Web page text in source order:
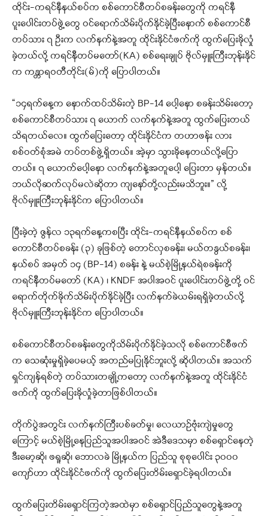
ထိုင်း-ကရင်နီနယ်စပ်က စစ်ကောင်စီတပ်စခန်းတွေကို ကရင်နီ
ပူးပေါင်းတပ်ဖွဲ့တွေ ဝင်ရောက်သိမ်းပိုက်နိုင်ခဲ့ပြီးနောက် စစ်ကောင်စီ
တပ်သား ၇ ဦးက လက်နက်နဲ့အတူ ထိုင်းနိုင်ငံဖက်ကို ထွက်ပြေးခိုလှုံ
ခဲ့တယ်လို့ ကရင်နီတပ်မတော်(KA) စစ်ရေးချုပ် ဗိုလ်မှူးကြီးဘုန်းနိုင်
က ကန္တာရဝတီတိုင်း(မ်)ကို ပြောပါတယ်။
“၁၄ရက်နေ့က နောက်ထပ်သိမ်းတဲ့ BP-14 ပေါ့နော စခန်းသိမ်းတော့
စစ်ကောင်စီတပ်သား ၇ ယောက် လက်နက်နဲ့အတူ ထွက်ပြေးတယ်
သိရတယ်လေ။ ထွက်ပြေးတော့ ထိုင်းနိုင်ငံက တဟာဖန်း လား
စစ်ဝတ်စုံအမဲ တပ်တစ်ဖွဲ့ရှိတယ်။ အဲ့မှာ သွားခိုနေတယ်လို့ပြော
တယ်။ ၇ ယောက်ပေါ့နော လက်နက်နဲ့အတူပေါ့ ပြေးတာ မှန်တယ်။
ဘယ်လိုဆက်လုပ်မလဲဆိုတာ ကျနော်တို့လည်းမသိဘူး။” လို့
ဗိုလ်မှူးကြီးဘုန်းနိုင်က ပြောပါတယ်။
ပြီးခဲ့တဲ့ ဇွန်လ ၁၃ရက်နေ့ကစပြီး ထိုင်း-ကရင်နီနယ်စပ်က စစ်
ကောင်စီတပ်စခန်း (၃) ခုဖြစ်တဲ့ တောင်လှစခန်း၊ မယ်တနွယ်စခန်း၊
နယ်စပ် အမှတ် ၁၄ (BP-14) စခန်း နဲ့ မယ်စဲ့မြို့နယ်ရဲစခန်းကို
ကရင်နီတပ်မတော် (KA) ၊ KNDF အပါအဝင် ပူးပေါင်းတပ်ဖွဲ့တို့ ဝင်
ရောက်တိုက်ခိုက်သိမ်းပိုက်နိုင်ခဲ့ပြီး လက်နက်ခဲယမ်းရရှိခဲ့တယ်လို့
ဗိုလ်မှူးကြီးဘုန်းနိုင်က ပြောပါတယ်။
စစ်ကောင်စီတပ်စခန်းတွေကိုသိမ်းပိုက်နိုင်ခဲ့သလို စစ်ကောင်စီဖက်
က သေဆုံးမှုရှိခဲ့ပေမယ့် အတည်မပြုနိုင်ဘူးလို့ ဆိုပါတယ်။ အသက်
ရှင်ကျန်ရစ်တဲ့ တပ်သားတချို့ကတော့ လက်နက်နဲ့အတူ ထိုင်းနိုင်ငံ
ဖက်ကို ထွက်ပြေးခိုလှုံခဲ့တာဖြစ်ပါတယ်။
တိုက်ပွဲအတွင်း လက်နက်ကြီးပစ်ခတ်မှု၊ လေယာဉ်ဗုံးကျဲမှုတွေ
ကြောင့် မယ်စဲ့မြို့နေပြည်သူအပါအဝင် အဲဒီဒေသမှာ စစ်ရှောင်နေတဲ့
ဒီးမော့ဆို၊ ဖရူဆို၊ ဘောလခဲ မြို့နယ်က ပြည်သူ စုစုပေါင်း ၃၀၀၀
ကျော်ဟာ ထိုင်းနိုင်ငံဖက်ကို ထွက်ပြေးတိမ်းရှောင်ခဲ့ရပါတယ်။
ထွက်ပြေးတိမ်းရှောင်ကြတဲ့အထဲမှာ စစ်ရှောင်ပြည်သူတွေနဲ့အတူ